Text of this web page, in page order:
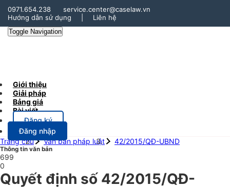
0971.654.238
service.center@caselaw.vn
Hướng dẫn sử dụng
Liên hệ
Toggle Navigation
Giới thiệu
Giải pháp
Bảng giá
Bài viết
Đăng ký
Đăng nhập
Trang chủ
Văn bản pháp luật 42/2015/QĐ-UBND
Thông tin văn bản
699
0
Quyết định số 42/2015/QĐ-